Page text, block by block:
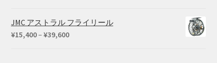
帯:
¥715
JMC アストラル フライリール
¥15,400– ¥39,600価